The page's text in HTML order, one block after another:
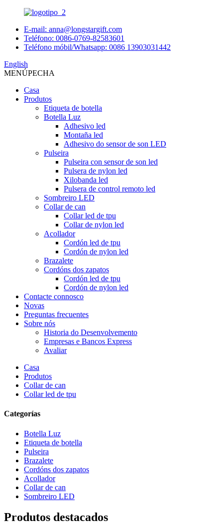
E-mail: anna@longstargift.com
Teléfono: 0086-0769-82583601
Teléfono móbil/Whatsapp: 0086 13903031442
English
MENÚPECHA
Casa
Produtos
Etiqueta de botella
Botella Luz
Adhesivo led
Montaña led
Adhesivo do sensor de son LED
Pulseira
Pulseira con sensor de son led
Pulsera de nylon led
Xilobanda led
Pulsera de control remoto led
Sombreiro LED
Collar de can
Collar led de tpu
Collar de nylon led
Acollador
Cordón led de tpu
Cordón de nylon led
Brazalete
Cordóns dos zapatos
Cordón led de tpu
Cordón de nylon led
Contacte connosco
Novas
Preguntas frecuentes
Sobre nós
Historia do Desenvolvemento
Empresas e Bancos Express
Avaliar
Casa
Produtos
Collar de can
Collar led de tpu
Categorías
Botella Luz
Etiqueta de botella
Pulseira
Brazalete
Cordóns dos zapatos
Acollador
Collar de can
Sombreiro LED
Produtos destacados